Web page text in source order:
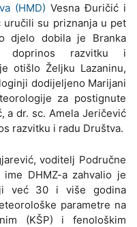
(HMD) Vesna Đuričić i
uručili su priznanja u pet
djelo dobila je Branka
doprinos razvitku i
otišlo Željku Lazaninu,
dodijeljeno Marijani
za postignute
a dr. sc. Amela Jeričević
razvitku i radu Društva.
voditelj Područne
DHMZ-a zahvalio je
već 30 i više godina
parametre na
(KŠP) i fenološkim